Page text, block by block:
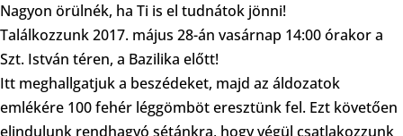
Nagyon örülnék, ha Ti is el tudnátok jönni!
Találkozzunk 2017. május 28-án vasárnap 14:00 órakor a
Szt. István téren, a Bazilika előtt!
Itt meghallgatjuk a beszédeket, majd az áldozatok
emlékére 100 fehér léggömböt eresztünk fel. Ezt követően
elindulunk rendhagyó sétánkra, hogy végül csatlakozzunk